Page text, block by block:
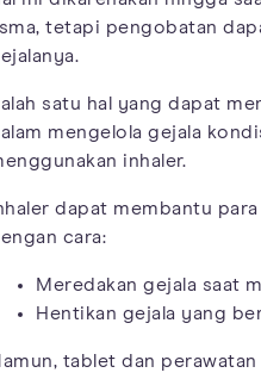
tetapi pengobatan
satu hal yang dapat
mengelola gejala
inhaler.
dapat membantu
cara:
Meredakan gejala saat
Hentikan gejala yang
tablet dan